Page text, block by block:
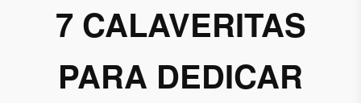
7 CALAVERITAS
PARA DEDICAR
de
Grupo
Xcaret